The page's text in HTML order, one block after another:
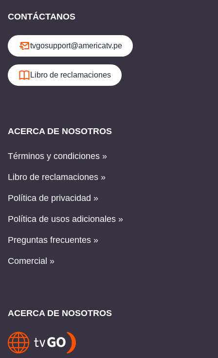
CONTÁCTANOS
tvgosupport@americatv.pe
Libro de reclamaciones
ACERCA DE NOSOTROS
Términos y condiciones »
Libro de reclamaciones »
Política de privacidad »
Política de usos adicionales »
Preguntas frecuentes »
Comercial »
ACERCA DE NOSOTROS